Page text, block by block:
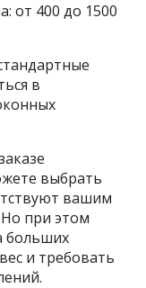
от 400 до 1500
в
выбрать
вашим
при этом
больших
и требовать